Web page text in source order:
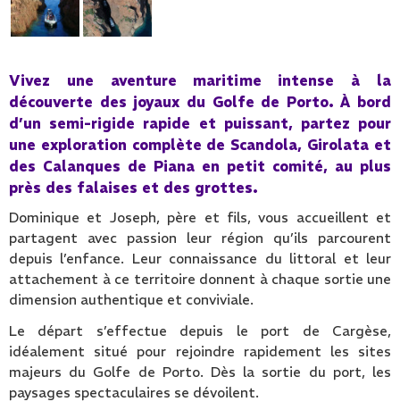
Vivez une aventure maritime intense à la
découverte des joyaux du Golfe de Porto. À bord
d’un semi-rigide rapide et puissant, partez pour
une exploration complète de Scandola, Girolata et
des Calanques de Piana en petit comité, au plus
près des falaises et des grottes.
Dominique et Joseph, père et fils, vous accueillent et
partagent avec passion leur région qu’ils parcourent
depuis l’enfance. Leur connaissance du littoral et leur
attachement à ce territoire donnent à chaque sortie une
dimension authentique et conviviale.
Le départ s’effectue depuis le port de Cargèse,
idéalement situé pour rejoindre rapidement les sites
majeurs du Golfe de Porto. Dès la sortie du port, les
paysages spectaculaires se dévoilent.